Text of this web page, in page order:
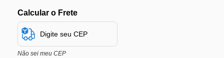
Calcular o Frete
Não sei meu CEP